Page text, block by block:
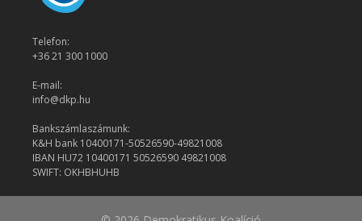
Telefon:
+36 21 300 1000
E-mail:
info@dkp.hu
Bankszámlaszámunk:
K&H bank 10400171-50526590-49821008
IBAN HU72 10400171 50526590 49821008
SWIFT: OKHBHUHB